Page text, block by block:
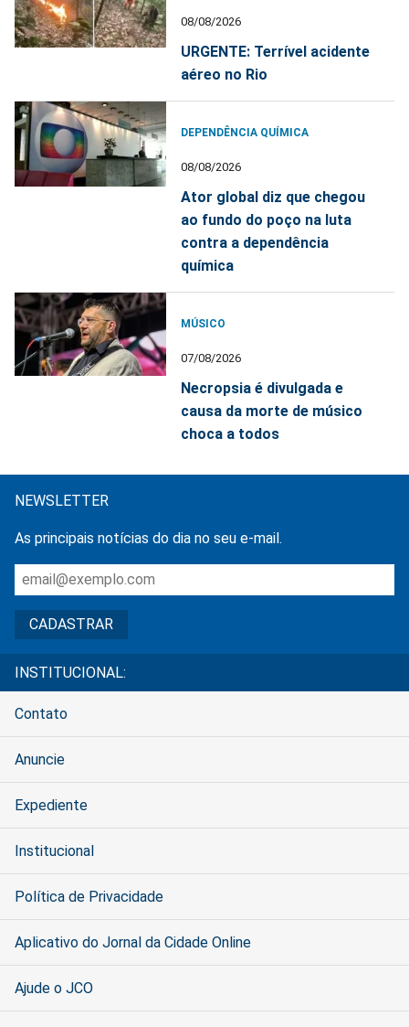
08/08/2026
URGENTE: Terrível acidente
aéreo no Rio
DEPENDÊNCIA QUÍMICA
08/08/2026
Ator global diz que chegou
ao fundo do poço na luta
contra a dependência
química
MÚSICO
07/08/2026
Necropsia é divulgada e
causa da morte de músico
choca a todos
NEWSLETTER
As principais notícias do dia no seu e-mail.
INSTITUCIONAL:
Contato
Anuncie
Expediente
Institucional
Política de Privacidade
Aplicativo do Jornal da Cidade Online
Ajude o JCO